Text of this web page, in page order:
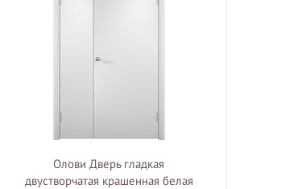
Олови Дверь гладкая
двустворчатая крашенная белая